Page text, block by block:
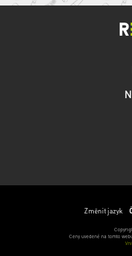
Změnit jazyk
Ceny uvedené na tomto